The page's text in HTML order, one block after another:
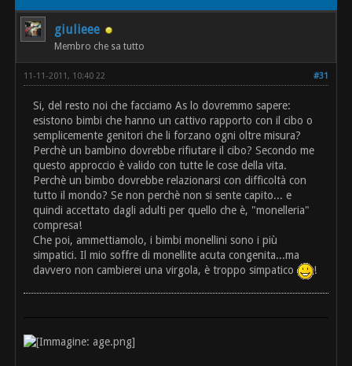
giulieee
Membro che sa tutto
#31
11-11-2011, 10:40 22
Si, del resto noi che facciamo As lo dovremmo sapere:
esistono bimbi che hanno un cattivo rapporto con il cibo o
semplicemente genitori che li forzano ogni oltre misura?
Perchè un bambino dovrebbe rifiutare il cibo? Secondo me
questo approccio è valido con tutte le cose della vita.
Perchè un bimbo dovrebbe relazionarsi con difficoltà con
tutto il mondo? Se non perchè non si sente capito... e
quindi accettato dagli adulti per quello che è, "monelleria"
compresa!
Che poi, ammettiamolo, i bimbi monellini sono i più
simpatici. Il mio soffre di monellite acuta congenita...ma
davvero non cambierei una virgola, è troppo simpatico
!